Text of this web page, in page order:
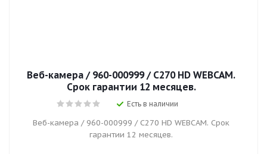
Веб-камера / 960-000999 / C270 HD WEBCAM.
Срок гарантии 12 месяцев.
Есть в наличии
Веб-камера / 960-000999 / C270 HD WEBCAM. Срок
гарантии 12 месяцев.